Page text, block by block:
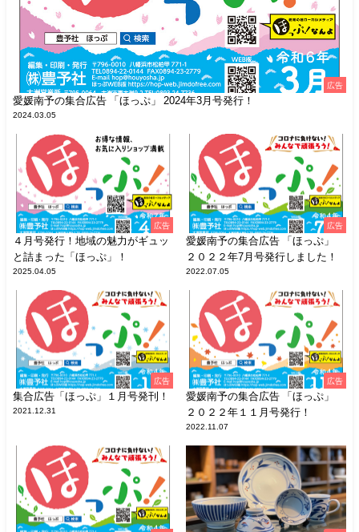
広告
愛媛南予の集合広告 「ほっぷ」 2024年3月号発行！
2024.03.05
広告
４月号発行！地域の魅力がギュッ
と詰まった「ほっぷ」！
2025.04.05
広告
愛媛南予の集合広告 「ほっぷ」
２０２２年7月号発行しました！
2022.07.05
広告
集合広告「ほっぷ」１月号発刊！
2021.12.31
広告
愛媛南予の集合広告 「ほっぷ」
２０２２年１１月号発行！
2022.11.07